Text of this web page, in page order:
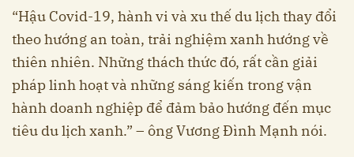
“Hậu Covid-19, hành vi và xu thế du lịch thay đổi
theo hướng an toàn, trải nghiệm xanh hướng về
thiên nhiên. Những thách thức đó, rất cần giải
pháp linh hoạt và những sáng kiến trong vận
hành doanh nghiệp để đảm bảo hướng đến mục
tiêu du lịch xanh.” – ông Vương Đình Mạnh nói.